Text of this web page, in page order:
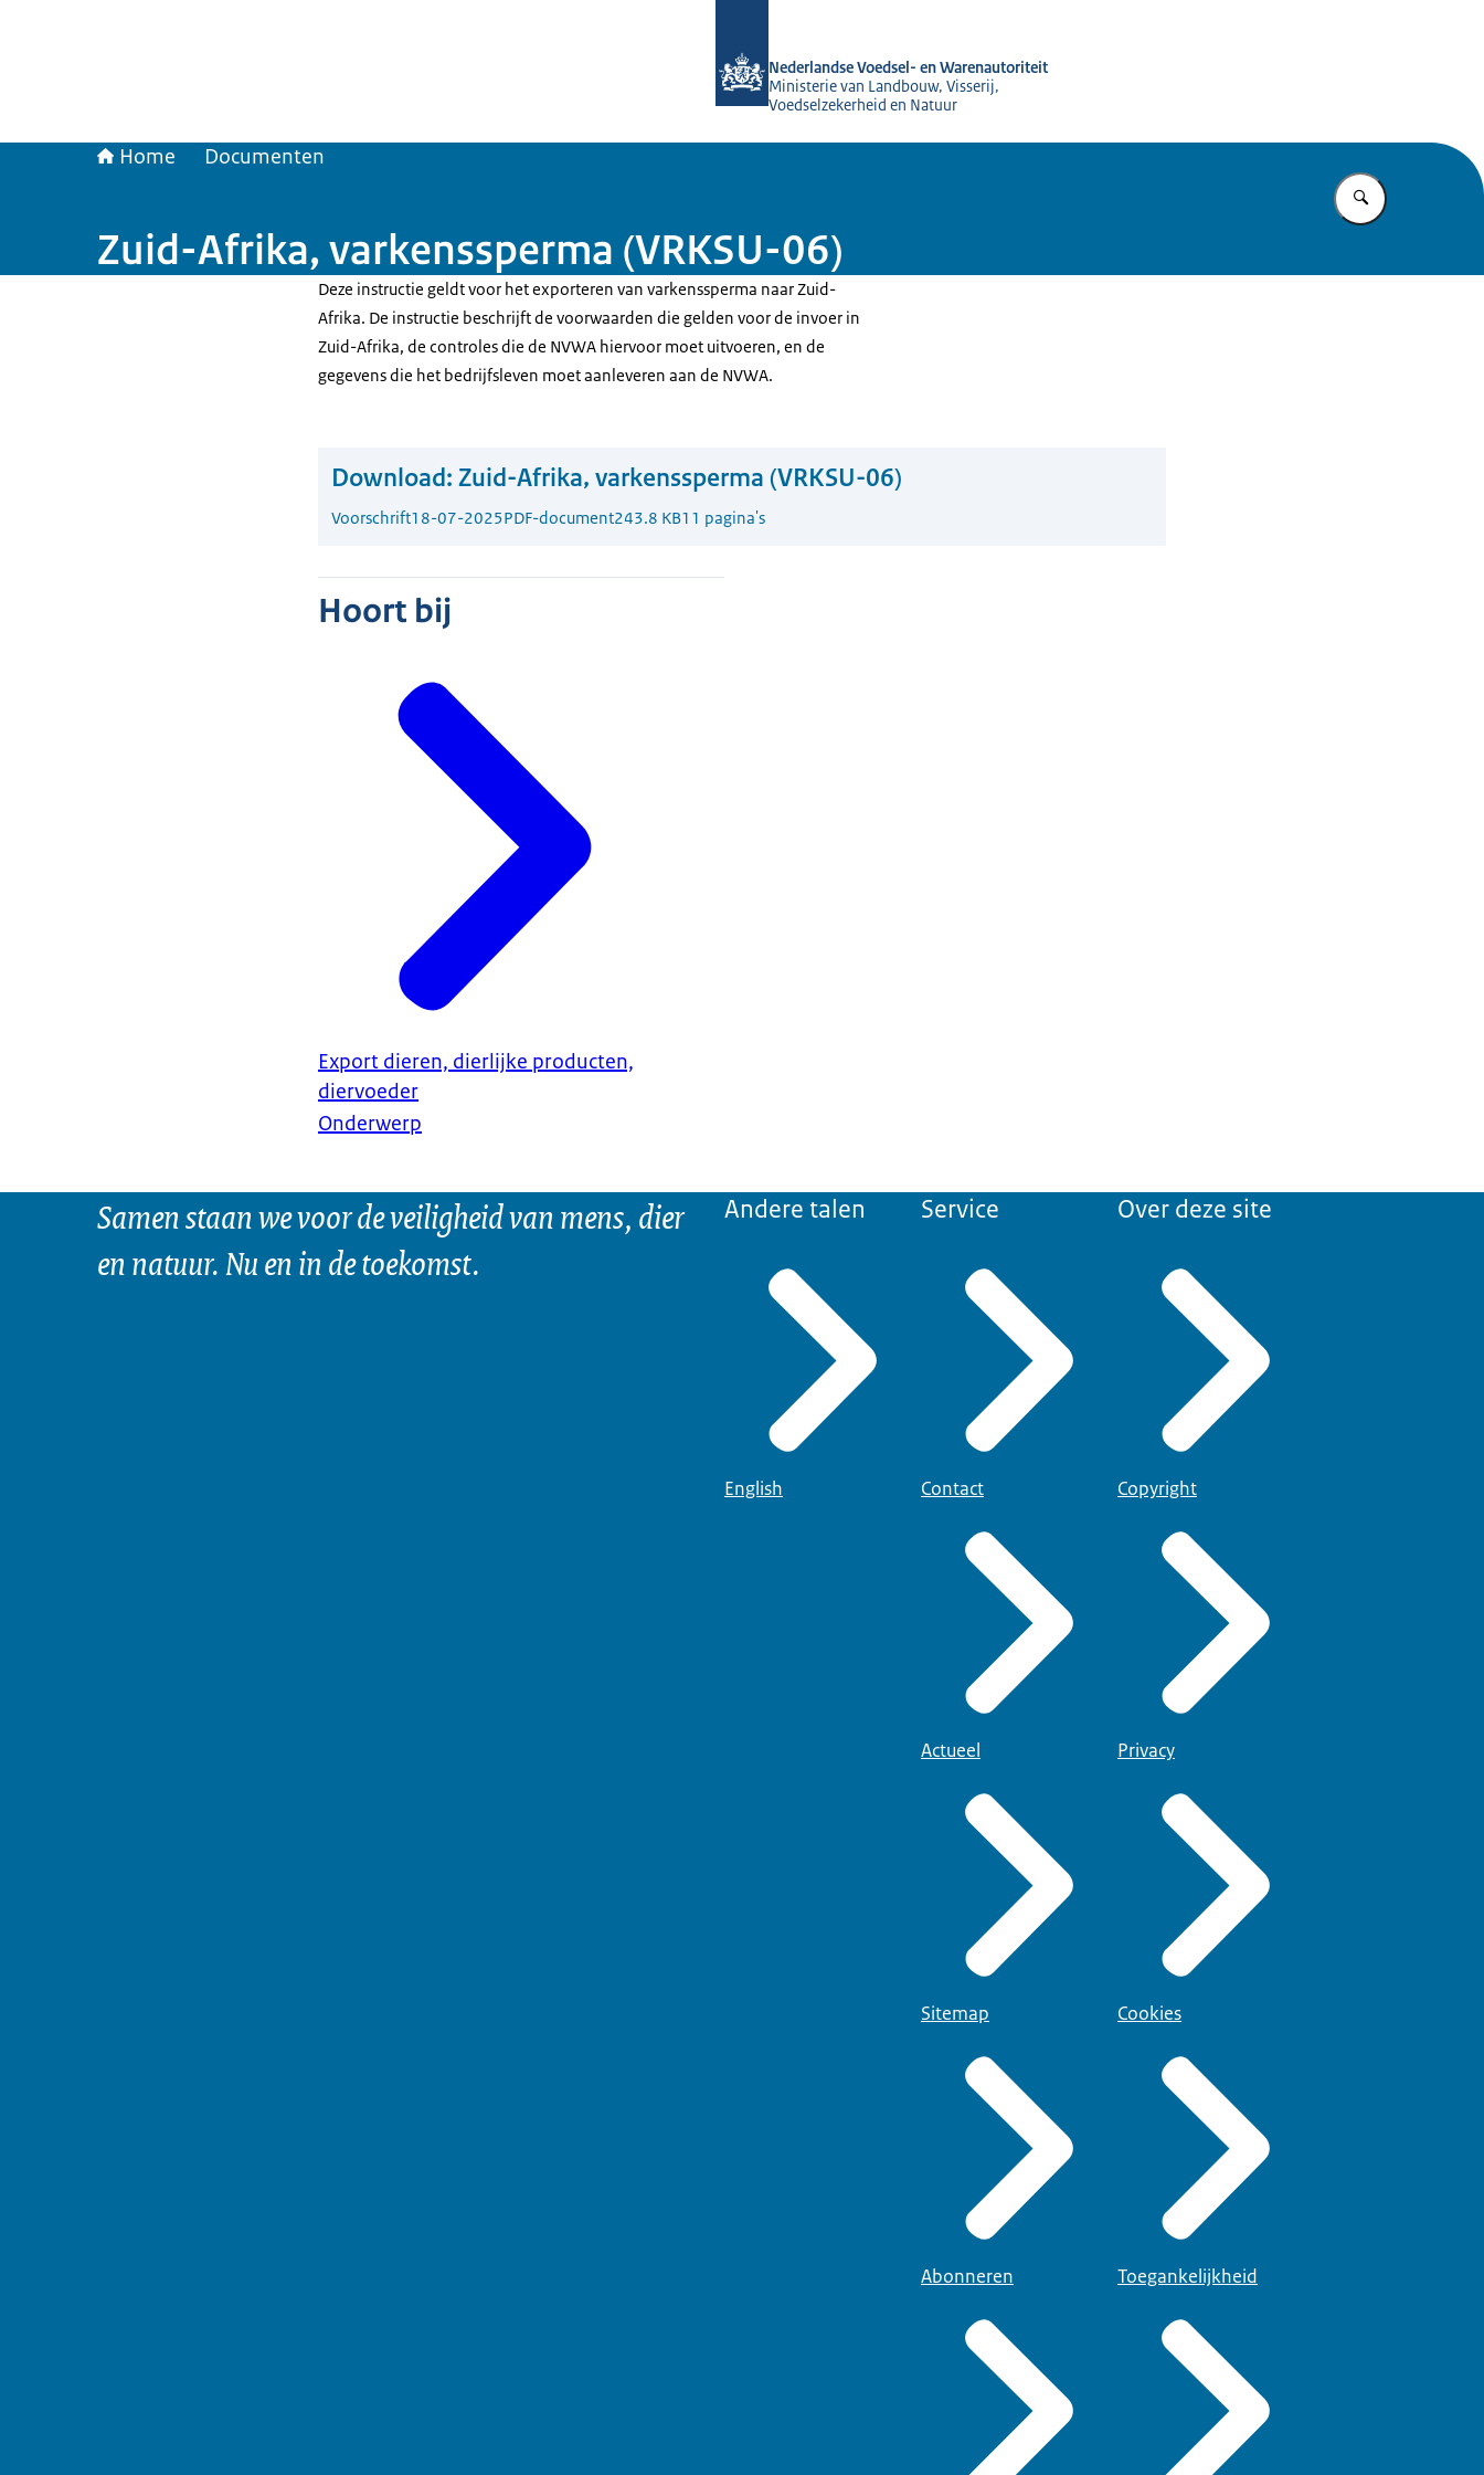
Nederlandse Voedsel- en Warenautoriteit
Ministerie van Landbouw, Visserij,
Voedselzekerheid en Natuur
Home Documenten
Vul in wat u
Zuid-Afrika, varkenssperma (VRKSU-06)
Deze instructie geldt voor het exporteren van varkenssperma naar Zuid-
Afrika. De instructie beschrijft de voorwaarden die gelden voor de invoer in
Zuid-Afrika, de controles die de NVWA hiervoor moet uitvoeren, en de
gegevens die het bedrijfsleven moet aanleveren aan de NVWA.
Download: Zuid-Afrika, varkenssperma (VRKSU-06)
Voorschrift18-07-2025PDF-document243.8 KB11 pagina's
Hoort bij
Export dieren, dierlijke producten,
diervoeder
Onderwerp
Samen staan we voor de veiligheid van mens, dier
en natuur. Nu en in de toekomst.
Andere talen
English
Service
Contact
Actueel
Sitemap
Abonneren
Over deze site
Copyright
Privacy
Cookies
Toegankelijkheid